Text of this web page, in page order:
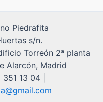
Piedrafita
s/n.
Torreón 2ª planta
Alarcón, Madrid
13 04 |